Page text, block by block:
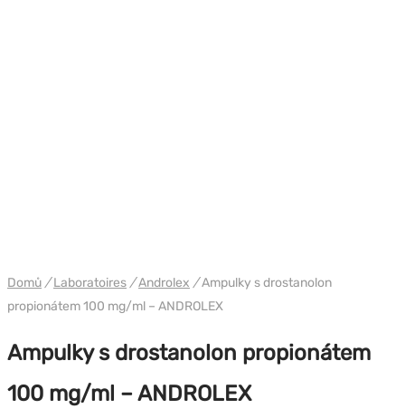
Domů / Laboratoires /Androlex /Ampulky s drostanolon
propionátem 100 mg/ml – ANDROLEX
Ampulky s drostanolon propionátem
100 mg/ml – ANDROLEX